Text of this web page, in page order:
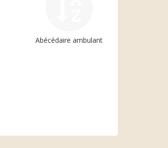
Abécédaire ambulant